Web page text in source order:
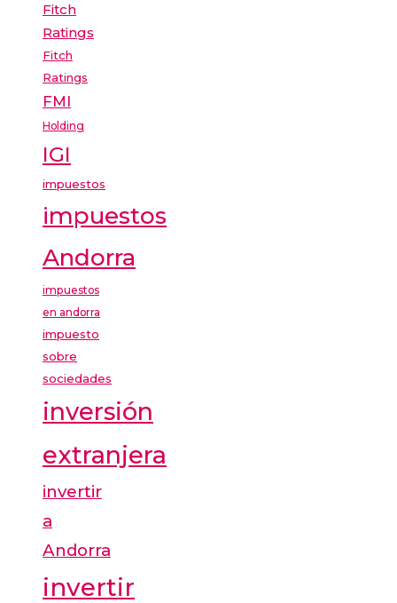
Fitch
Ratings
Fitch
Ratings
FMI
Holding
IGI
impuestos
impuestos
Andorra
impuestos
en andorra
impuesto
sobre
sociedades
inversión
extranjera
invertir
a
Andorra
invertir